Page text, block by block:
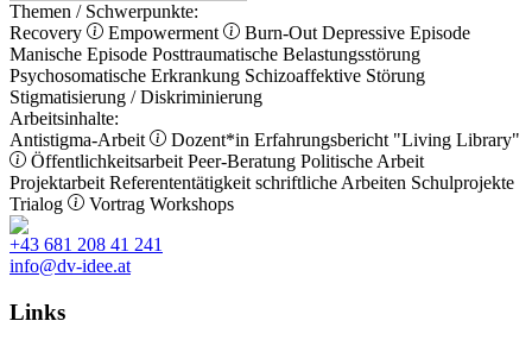
Themen / Schwerpunkte:
Recovery
Empowerment Burn-Out Depressive Episode
Manische Episode Posttraumatische Belastungsstörung
Psychosomatische Erkrankung Schizoaffektive Störung
Stigmatisierung / Diskriminierung
Arbeitsinhalte:
Antistigma-Arbeit
Dozent*in Erfahrungsbericht "Living Library"
Öffentlichkeitsarbeit Peer-Beratung Politische Arbeit
Projektarbeit Referententätigkeit schriftliche Arbeiten Schulprojekte
Trialog
Vortrag Workshops
+43 681 208 41 241
info@dv-idee.at
Links